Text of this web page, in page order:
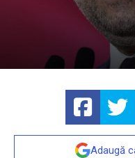
Adaugă